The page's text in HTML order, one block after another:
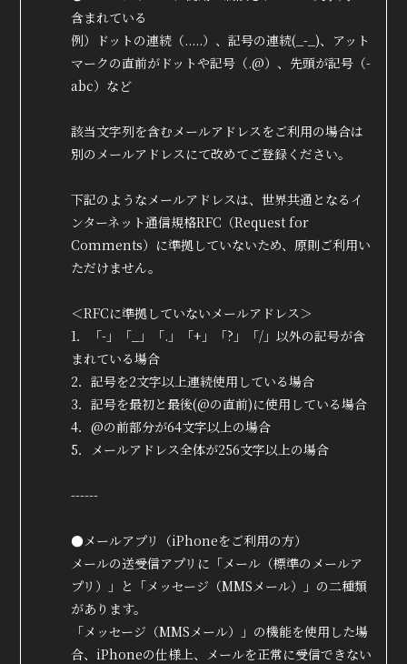
含まれている
例）ドットの連続（.....）、記号の連続(_-_)、アット
マークの直前がドットや記号（.@）、先頭が記号（-
abc）など
該当文字列を含むメールアドレスをご利用の場合は
別のメールアドレスにて改めてご登録ください。
下記のようなメールアドレスは、世界共通となるイ
ンターネット通信規格RFC（Request for
Comments）に準拠していないため、原則ご利用い
ただけません。
＜RFCに準拠していないメールアドレス＞
1．「-」「_」「.」「+」「?」「/」以外の記号が含
まれている場合
2．記号を2文字以上連続使用している場合
3．記号を最初と最後(@の直前)に使用している場合
4．@の前部分が64文字以上の場合
5．メールアドレス全体が256文字以上の場合
------
●メールアプリ（iPhoneをご利用の方）
メールの送受信アプリに「メール（標準のメールア
プリ）」と「メッセージ（MMSメール）」の二種類
があります。
「メッセージ（MMSメール）」の機能を使用した場
合、iPhoneの仕様上、メールを正常に受信できない